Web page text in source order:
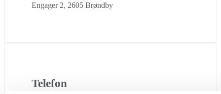
Engager 2, 2605 Brøndby
Telefon